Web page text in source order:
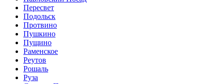
Пересвет
Подольск
Протвино
Пушкино
Пущино
Раменское
Реутов
Рошаль
Руза